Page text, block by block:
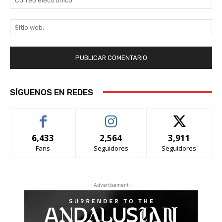
SÍGUENOS EN REDES
6,433
Fans
2,564
Seguidores
3,911
Seguidores
- Advertisement -